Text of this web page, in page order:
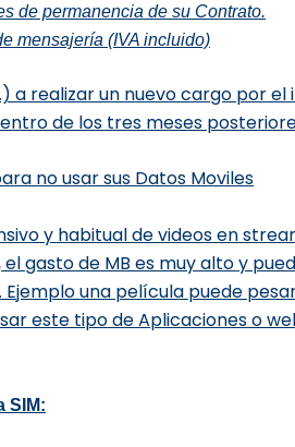
de permanencia de su Contrato.
mensajería (IVA incluido)
a realizar un nuevo cargo
de los tres meses
no usar sus Datos Moviles
y habitual de videos en
gasto de MB es muy alto y
una película puede
este tipo de Aplicaciones o
SIM: